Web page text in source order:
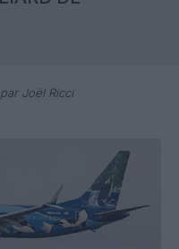
par Joël Ricci